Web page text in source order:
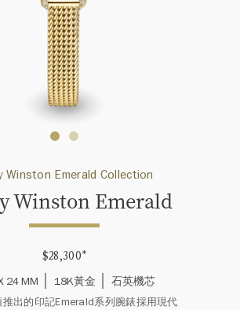
Winston Emerald Collection
Winston Emerald
$28,300*
24 MM
18K黃金 石英機芯
出的印記Emerald系列腕錶採用現代